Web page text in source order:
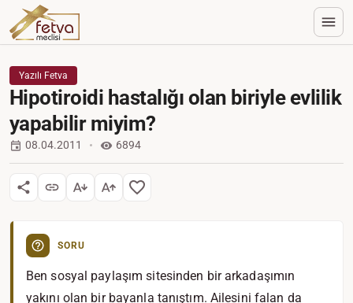
Yazılı Fetva
Hipotiroidi hastalığı olan biriyle evlilik
yapabilir miyim?
08.04.2011 6894
SORU
Ben sosyal paylaşım sitesinden bir arkadaşımın
yakını olan bir bayanla tanıştım. Ailesini falan da